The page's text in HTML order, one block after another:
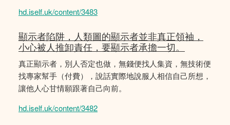
hd.iself.uk/content/3483
顯示者陷阱，人類圖的顯示者並非真正領袖，
小心被人推卸責任，要顯示者承擔一切。
真正顯示者，別人否定也做，無錢便找人集資，無技術便
找專家幫手（付費），說話實際地說服人相信自己所想，
讓他人心甘情願跟著自己向前。
hd.iself.uk/content/3482